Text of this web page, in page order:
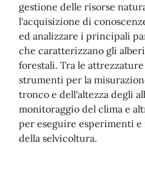
gestione delle risorse
l'acquisizione di
ed analizzare i principali
che caratterizzano gli
forestali. Tra le
strumenti per la
tronco e dell'altezza degli
monitoraggio del clima e
per eseguire esperimenti
della selvicoltura.